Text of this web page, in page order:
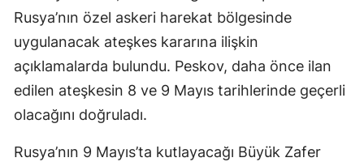
Rusya’nın özel askeri harekat bölgesinde
uygulanacak ateşkes kararına ilişkin
açıklamalarda bulundu. Peskov, daha önce ilan
edilen ateşkesin 8 ve 9 Mayıs tarihlerinde geçerli
olacağını doğruladı.
Rusya’nın 9 Mayıs’ta kutlayacağı Büyük Zafer